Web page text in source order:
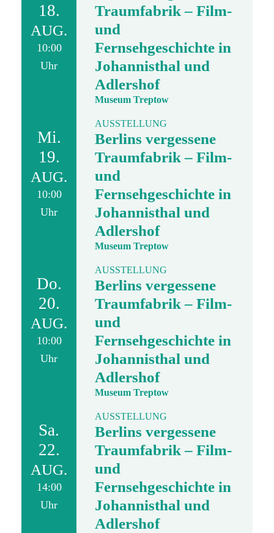
18.
AUG.
10:00
Uhr
Traumfabrik – Film-
und
Fernsehgeschichte in
Johannisthal und
Adlershof
Museum Treptow
Mi.
19.
AUG.
10:00
Uhr
AUSSTELLUNG
Berlins vergessene
Traumfabrik – Film-
und
Fernsehgeschichte in
Johannisthal und
Adlershof
Museum Treptow
Do.
20.
AUG.
10:00
Uhr
AUSSTELLUNG
Berlins vergessene
Traumfabrik – Film-
und
Fernsehgeschichte in
Johannisthal und
Adlershof
Museum Treptow
Sa.
22.
AUG.
14:00
Uhr
AUSSTELLUNG
Berlins vergessene
Traumfabrik – Film-
und
Fernsehgeschichte in
Johannisthal und
Adlershof